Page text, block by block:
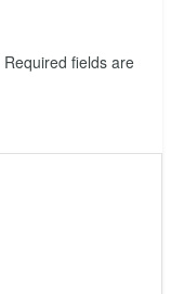
Required fields are